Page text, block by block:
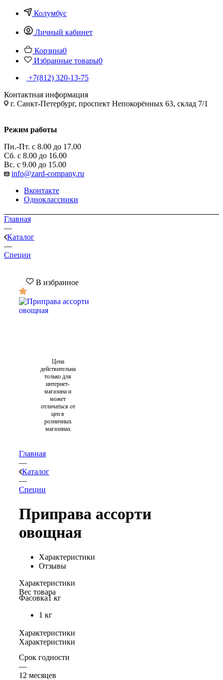
Колумбус
Личный кабинет
Корзина0
Избранные товары0
+7(812) 320-13-75
Контактная информация
г. Санкт-Петербург, проспект Непокорённых 63, склад 7/1
Режим работы
Пн.-Пт. с 8.00 до 17.00
Сб. с 8.00 до 16.00
Вс. с 9.00 до 15.00
info@zard-company.ru
Вконтакте
Одноклассники
Главная
—
Каталог
—
Специи
В избранное
Цена
действительна
только для
интернет-
магазина и
может
отличаться от
цен в
розничных
магазинах
Главная
—
Каталог
—
Специи
Приправа ассорти
овощная
Характеристики
Отзывы
Характеристики
Вес товара
Фасовка1 кг
1 кг
Характеристики
Характеристики
Срок годности
—
12 месяцев